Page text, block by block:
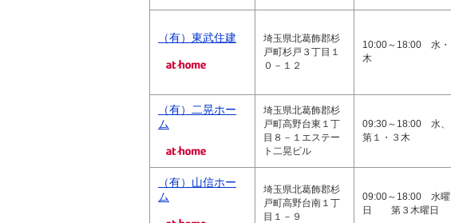
（有）東武住建
埼玉県北葛飾郡杉
戸町杉戸３丁目１
０－１２
10:00～18:00 水・
木
（有）二晃ホー
ム
埼玉県北葛飾郡杉
戸町高野台東１丁
目８－１エステー
ト二晃ビル
09:30～18:00 水、
第１・３木
（有）山信ホー
ム
埼玉県北葛飾郡杉
戸町高野台南１丁
目１－９
09:00～18:00 水曜
日 第３木曜日